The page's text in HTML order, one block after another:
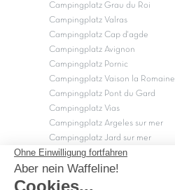
Campingplatz Grau du Roi
Campingplatz Valras
Campingplatz Cap d'agde
Campingplatz Avignon
Campingplatz Pornic
Campingplatz Vaison la Romaine
Campingplatz Pont du Gard
Campingplatz Vias
Campingplatz Argeles sur mer
Campingplatz Jard sur mer
Campingplatz Sarzeau
Campingplatz Fréjus
Campingplätze in Camargue